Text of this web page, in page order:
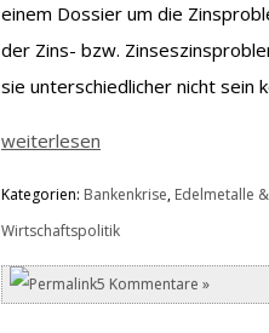
einem Dossier um die
der Zins- bzw.
sie unterschiedlicher nicht sein
weiterlesen
Kategorien: Bankenkrise, Edelmetalle
Wirtschaftspolitik
5 Kommentare »